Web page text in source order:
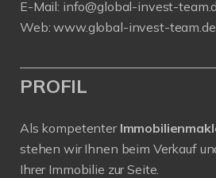
E-Mail: info@global-invest-
Web:www.global-invest-team.de
PROFIL
Als kompetenter
stehen wir Ihnen beim Verkauf
Ihrer Immobilie zur Seite.